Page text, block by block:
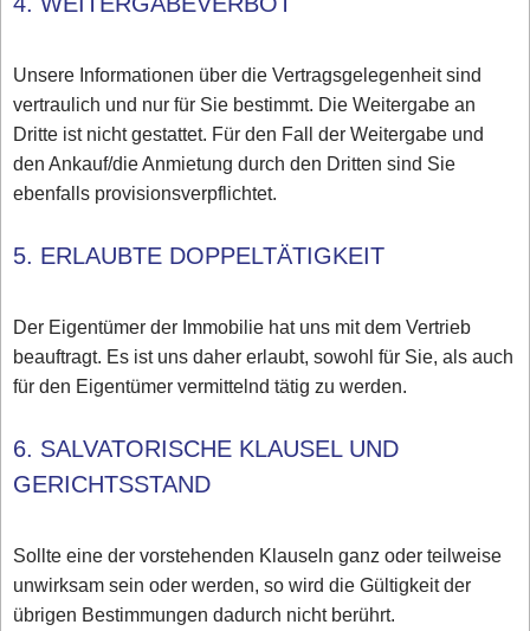
Unsere Informationen über die Vertragsgelegenheit sind
vertraulich und nur für Sie bestimmt. Die Weitergabe an
Dritte ist nicht gestattet. Für den Fall der Weitergabe und
den Ankauf/die Anmietung durch den Dritten sind Sie
ebenfalls provisionsverpflichtet.
5. ERLAUBTE DOPPELTÄTIGKEIT
Der Eigentümer der Immobilie hat uns mit dem Vertrieb
beauftragt. Es ist uns daher erlaubt, sowohl für Sie, als auch
für den Eigentümer vermittelnd tätig zu werden.
6. SALVATORISCHE KLAUSEL UND
GERICHTSSTAND
Sollte eine der vorstehenden Klauseln ganz oder teilweise
unwirksam sein oder werden, so wird die Gültigkeit der
übrigen Bestimmungen dadurch nicht berührt.